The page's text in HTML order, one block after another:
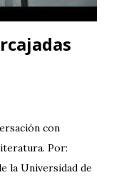
con
Por:
la Universidad de